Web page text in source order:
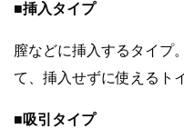
■挿入タイプ
膣などに挿入するタイプ
て、挿入せずに使えるト
■吸引タイプ